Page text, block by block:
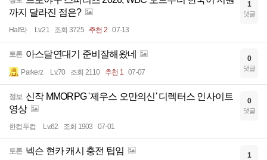
까지 달라진 점은?
Half라 Lv.21 조회 3725 추천 2 07-13
1
댓글
토론 아스달연대기 준비잘해왔네
Parkerz Lv.70 조회 2110 추천 1 07-07
0
댓글
정보 신작 MMORPG '제우스 오만의신' 디렉터스 인사이트
영상
한컵두컵 Lv.62 조회 1903 07-01
0
댓글
토론 넥슨 현카 캐시 충전 팁임 1